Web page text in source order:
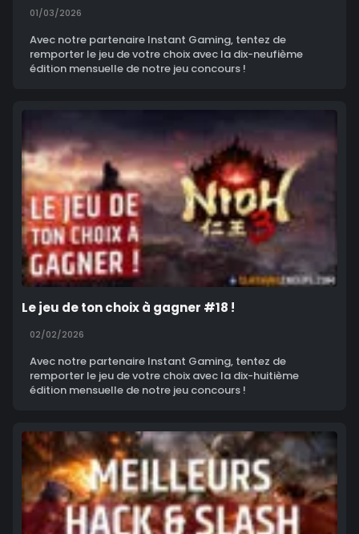
01/03/2026
Avec notre partenaire Instant Gaming, tentez de
remporter le jeu de votre choix avec la dix-neufième
édition mensuelle de notre jeu concours !
Le jeu de ton choix à gagner #18 !
02/02/2026
Avec notre partenaire Instant Gaming, tentez de
remporter le jeu de votre choix avec la dix-huitième
édition mensuelle de notre jeu concours !